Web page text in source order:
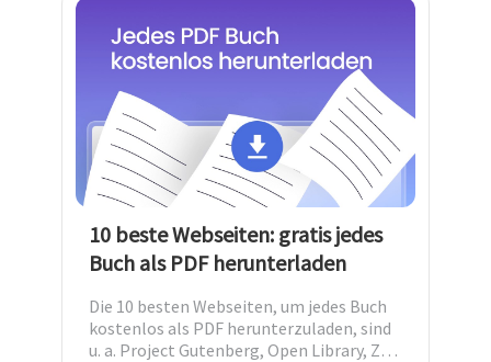
10 beste Webseiten: gratis jedes
Buch als PDF herunterladen
Die 10 besten Webseiten, um jedes Buch
kostenlos als PDF herunterzuladen, sind
u. a. Project Gutenberg, Open Library, Z-